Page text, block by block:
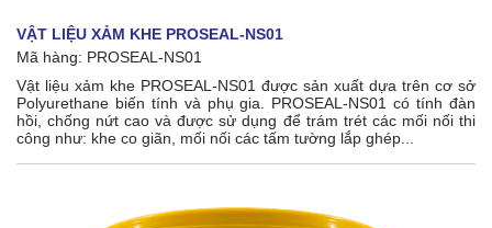
VẬT LIỆU XẢM KHE PROSEAL-NS01
Mã hàng: PROSEAL-NS01
Vật liệu xảm khe PROSEAL-NS01 được sản xuất dựa trên cơ sở
Polyurethane biến tính và phụ gia. PROSEAL-NS01 có tính đàn
hồi, chống nứt cao và được sử dụng để trám trét các mối nối thi
công như: khe co giãn, mối nối các tấm tường lắp ghép...